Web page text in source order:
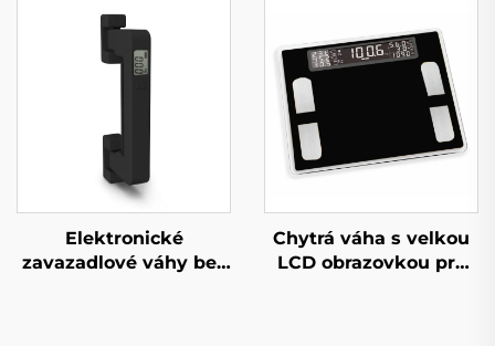
Elektronické
zavazadlové váhy bez
Chytrá váha s velkou
LCD obrazovkou pro